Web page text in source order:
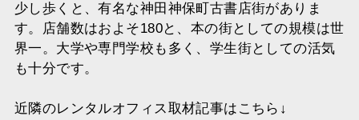
少し歩くと、有名な神田神保町古書店街がありま
す。店舗数はおよそ180と、本の街としての規模は世
界一。大学や専門学校も多く、学生街としての活気
も十分です。
近隣のレンタルオフィス取材記事はこちら↓